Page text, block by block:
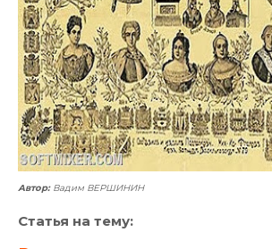
Автор: Вадим ВЕРШИНИН
Статья на тему: